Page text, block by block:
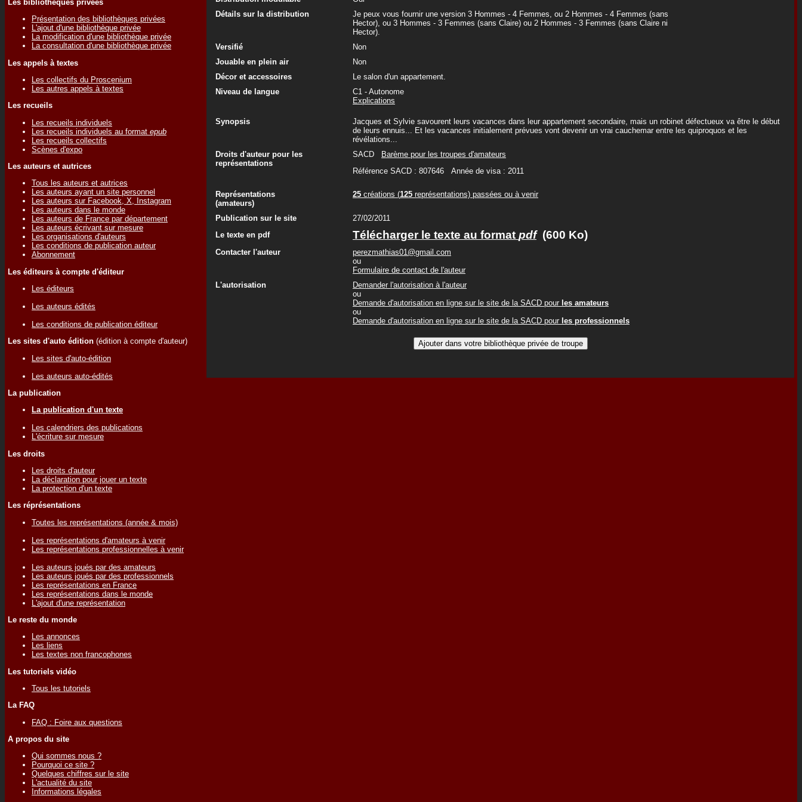
Les bibliothèques privées
Présentation des bibliothèques privées
L'ajout d'une bibliothèque privée
La modification d'une bibliothèque privée
La consultation d'une bibliothèque privée
Les appels à textes
Les collectifs du Proscenium
Les autres appels à textes
Les recueils
Les recueils individuels
Les recueils individuels au format epub
Les recueils collectifs
Scènes d'expo
Les auteurs et autrices
Tous les auteurs et autrices
Les auteurs ayant un site personnel
Les auteurs sur Facebook, X, Instagram
Les auteurs dans le monde
Les auteurs de France par département
Les auteurs écrivant sur mesure
Les organisations d'auteurs
Les conditions de publication auteur
Abonnement
Les éditeurs à compte d'éditeur
Les éditeurs
Les auteurs édités
Les conditions de publication éditeur
Les sites d'auto édition (édition à compte d'auteur)
Les sites d'auto-édition
Les auteurs auto-édités
La publication
La publication d'un texte
Les calendriers des publications
L'écriture sur mesure
Les droits
Les droits d'auteur
La déclaration pour jouer un texte
La protection d'un texte
Les réprésentations
Toutes les représentations (année & mois)
Les représentations d'amateurs à venir
Les représentations professionnelles à venir
Les auteurs joués par des amateurs
Les auteurs joués par des professionnels
Les représentations en France
Les représentations dans le monde
L'ajout d'une représentation
Le reste du monde
Les annonces
Les liens
Les textes non francophones
Les tutoriels vidéo
Tous les tutoriels
La FAQ
FAQ : Foire aux questions
A propos du site
Qui sommes nous ?
Pourquoi ce site ?
Quelques chiffres sur le site
L'actualité du site
Informations légales
Détails sur la distribution
Je peux vous fournir une version 3 Hommes - 4 Femmes, ou 2 Hommes - 4 Femmes (sans
Hector), ou 3 Hommes - 3 Femmes (sans Claire) ou 2 Hommes - 3 Femmes (sans Claire ni
Hector).
Versifié
Non
Jouable en plein air
Non
Décor et accessoires
Le salon d'un appartement.
Niveau de langue
C1 - Autonome
Explications
Synopsis
Jacques et Sylvie savourent leurs vacances dans leur appartement secondaire, mais un robinet défectueux va être le début
de leurs ennuis... Et les vacances initialement prévues vont devenir un vrai cauchemar entre les quiproquos et les
révélations...
Droits d'auteur pour les
représentations
SACD
Barème pour les troupes d'amateurs
Référence SACD : 807646 Année de visa : 2011
Représentations
(amateurs)
25 créations (125 représentations) passées ou à venir
Publication sur le site
27/02/2011
Le texte en pdf
Télécharger le texte au format pdf(600 Ko)
Contacter l'auteur
perezmathias01@gmail.com
ou
Formulaire de contact de l'auteur
L'autorisation
Demander l'autorisation à l'auteur
ou
Demande d'autorisation en ligne sur le site de la SACD pour les amateurs
ou
Demande d'autorisation en ligne sur le site de la SACD pour les professionnels